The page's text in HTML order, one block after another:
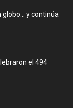
globo… y continúa
el 494